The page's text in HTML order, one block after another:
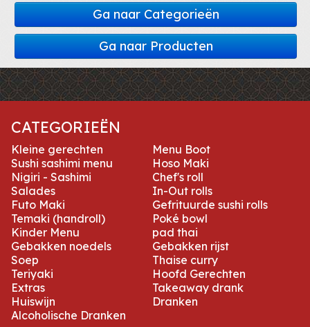
Ga naar Categorieën
Ga naar Producten
CATEGORIEËN
Kleine gerechten
Menu Boot
Sushi sashimi menu
Hoso Maki
Nigiri - Sashimi
Chef's roll
Salades
In-Out rolls
Futo Maki
Gefrituurde sushi rolls
Temaki (handroll)
Poké bowl
Kinder Menu
pad thai
Gebakken noedels
Gebakken rijst
Soep
Thaise curry
Teriyaki
Hoofd Gerechten
Extras
Takeaway drank
Huiswijn
Dranken
Alcoholische Dranken